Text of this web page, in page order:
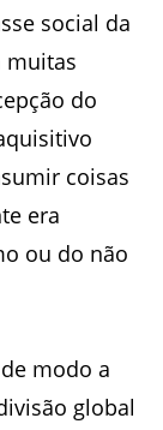
social da
muitas
do
coisas
era
ou do não
modo a
global